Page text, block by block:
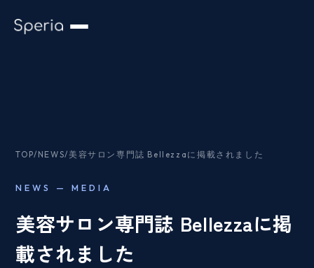
TOP/ NEWS/ 美容サロン専門誌 Bellezzaに掲載されました
NEWS — MEDIA
美容サロン専門誌 Bellezzaに掲
載されました